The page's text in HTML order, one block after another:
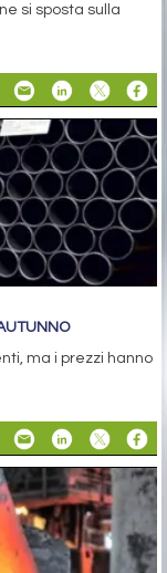
si sposta sulla
ma i prezzi hanno